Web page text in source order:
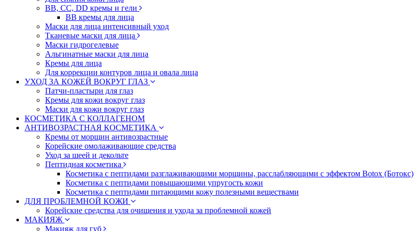
BB, CC, DD кремы и гели
BB кремы для лица
Маски для лица интенсивный уход
Тканевые маски для лица
Маски гидрогелевые
Альгинатные маски для лица
Кремы для лица
Для коррекции контуров лица и овала лица
УХОД ЗА КОЖЕЙ ВОКРУГ ГЛАЗ
Патчи-пластыри для глаз
Кремы для кожи вокруг глаз
Маски для кожи вокруг глаз
КОСМЕТИКА С КОЛЛАГЕНОМ
АНТИВОЗРАСТНАЯ КОСМЕТИКА
Кремы от морщин антивозрастные
Корейские омолаживающие средства
Уход за шеей и декольте
Пептидная косметика
Косметика с пептидами разглаживающими морщины, расслабляющими с эффектом Botox (Ботокс)
Косметика с пептидами повышающими упругость кожи
Косметика с пептидами питающими кожу полезными веществами
ДЛЯ ПРОБЛЕМНОЙ КОЖИ
Корейские средства для очищения и ухода за проблемной кожей
МАКИЯЖ
Макияж для губ